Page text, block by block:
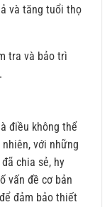
và tăng tuổi thọ
tra và bảo trì
điều không thể
với những
chia sẻ, hy
vấn đề cơ bản
đảm bảo thiết